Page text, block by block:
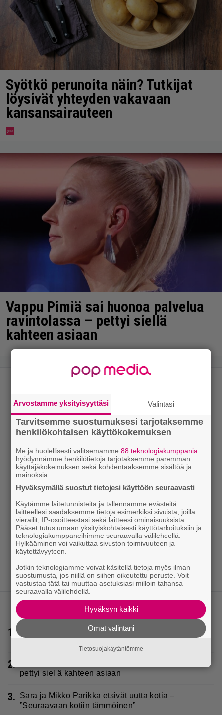
Syötkö perunoita näin? Tutkijat
löysivät yhteyden vakavaan
kansansairauteen
Vappu Pimiä sai huonoa palvelua
ravintolassa – pettyi siellä
kahteen asiaan
LUETUIMMAT JUTUT
1.
Eurojackpotissa poksahti 32,7 miljoonaa, ja tänne
2.
pettyi siellä kahteen asiaan
3.
Sara ja Mikko Parikka etsivät uutta kotia –
”Seuraavaan kotiin tämmöinen”
Arvostamme yksityisyyttäsi Valintasi
Tarvitsemme suostumuksesi tarjotaksemme
henkilökohtaisen käyttökokemuksen
Me ja huolellisesti valitsemamme88 teknologiakumppania
hyödynnämme henkilötietoja tarjotaksemme paremman
käyttäjäkokemuksen sekä kohdentaaksemme sisältöä ja
mainoksia.
Hyväksymällä suostut tietojesi käyttöön seuraavasti
Käytämme laitetunnisteita ja tallennamme evästeitä
laitteellesi saadaksemme tietoja esimerkiksi sivuista, joilla
vierailit, IP-osoitteestasi sekä laitteesi ominaisuuksista.
Pääset tutustumaan yksityiskohtaisesti käyttötarkoituksiin ja
teknologiakumppaneihimme seuraavalla välilehdellä.
Hylkääminen voi vaikuttaa sivuston toimivuuteen ja
käytettävyyteen.
Jotkin teknologiamme voivat käsitellä tietoja myös ilman
suostumusta, jos niillä on siihen oikeutettu peruste. Voit
vastustaa tätä tai muuttaa asetuksiasi milloin tahansa
seuraavalla välilehdellä.
Hyväksyn kaikki
Omat valintani
Tietosuojakäytäntömme